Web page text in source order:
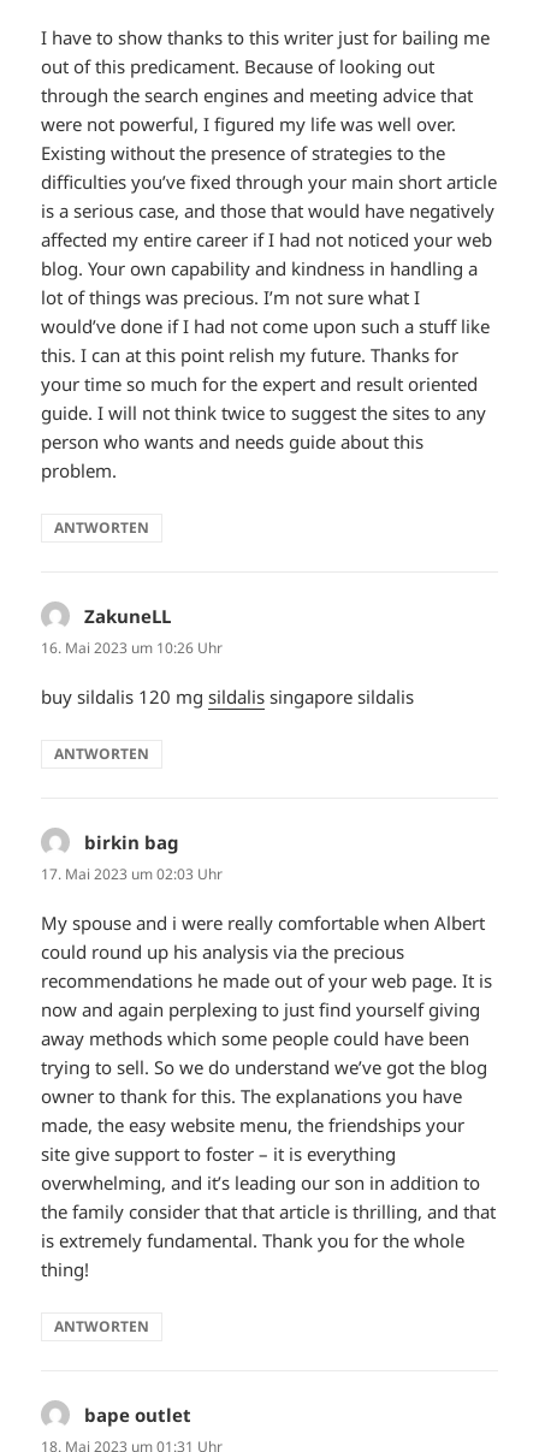
I have to show thanks to this writer just for bailing me
out of this predicament. Because of looking out
through the search engines and meeting advice that
were not powerful, I figured my life was well over.
Existing without the presence of strategies to the
difficulties you’ve fixed through your main short article
is a serious case, and those that would have negatively
affected my entire career if I had not noticed your web
blog. Your own capability and kindness in handling a
lot of things was precious. I’m not sure what I
would’ve done if I had not come upon such a stuff like
this. I can at this point relish my future. Thanks for
your time so much for the expert and result oriented
guide. I will not think twice to suggest the sites to any
person who wants and needs guide about this
problem.
ANTWORTEN
ZakuneLL
16. Mai 2023 um 10:26 Uhr
buy sildalis 120 mgsildalis singapore sildalis
ANTWORTEN
birkin bag
17. Mai 2023 um 02:03 Uhr
My spouse and i were really comfortable when Albert
could round up his analysis via the precious
recommendations he made out of your web page. It is
now and again perplexing to just find yourself giving
away methods which some people could have been
trying to sell. So we do understand we’ve got the blog
owner to thank for this. The explanations you have
made, the easy website menu, the friendships your
site give support to foster – it is everything
overwhelming, and it’s leading our son in addition to
the family consider that that article is thrilling, and that
is extremely fundamental. Thank you for the whole
thing!
ANTWORTEN
bape outlet
18. Mai 2023 um 01:31 Uhr